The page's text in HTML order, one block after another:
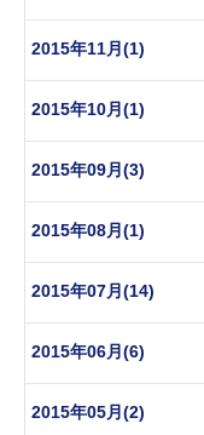
2015年11月(1)
2015年10月(1)
2015年09月(3)
2015年08月(1)
2015年07月(14)
2015年06月(6)
2015年05月(2)